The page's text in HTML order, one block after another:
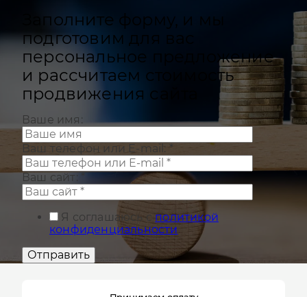
Заполните форму, и мы
подготовим для вас
персональное предложение
и рассчитаем стоимость
продвижения сайта
Ваше имя:
Ваш телефон или E-mail: *
Ваш сайт:
Я соглашаюсь с политикой
конфиденциальности
Отправить